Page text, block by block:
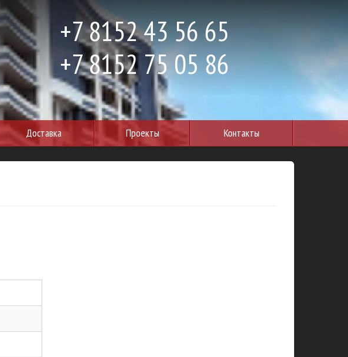
+7 8152 43 56 65
+7 8152 75 05 86
Доставка Проекты Контакты